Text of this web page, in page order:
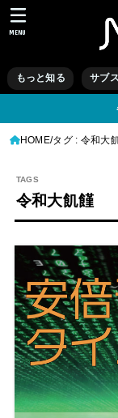
もっと知る サブ
MENU
HOME タグ : 令和大
令和大飢饉